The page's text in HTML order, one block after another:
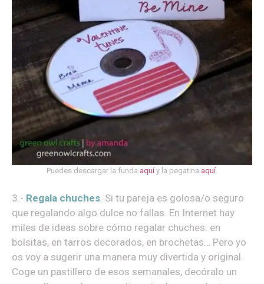
Puedes descargar la funda aquí y la pegatina aquí
3.- Regala chuches. Si tu pareja es golosa/o seguro
que regalando algo dulce no fallas. En Internet hay
miles de ideas sobre cómo regalar chuches: en
bolsitas, en tarros decorados, en brochetas… Pero yo
os voy a sugerir una manera muy divertida y original.
Coge un pastillero de esos semanales, decóralo un